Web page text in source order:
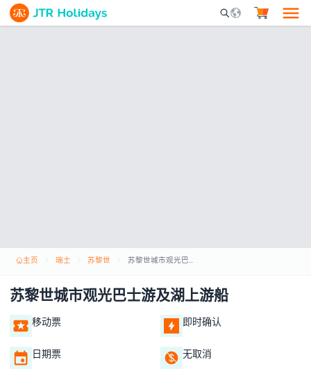
Mobile Search
主页 瑞士 苏黎世 苏黎世城市观光巴士游及湖上游船
苏黎世城市观光巴士游及湖上游船
移动票 即时确认
日期票 无取消